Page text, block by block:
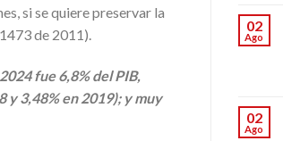
si se quiere preservar la
de 2011).
fue 6,8% del PIB,
y 3,48% en 2019); y muy
02
Ago
02
Ago